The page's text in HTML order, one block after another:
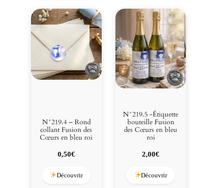
N°219.4 – Rond
collant Fusion des
Cœurs en bleu roi
0,50€
Découvrir
N°219.5 -Étiquette
bouteille Fusion
des Cœurs en bleu
roi
2,00€
Découvrir